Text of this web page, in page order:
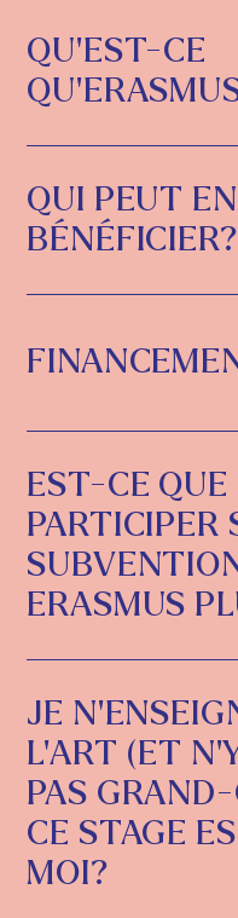
QU'EST-CE
QUI PEUT EN
BÉNÉFICIER?
EST-CE QUE
PARTICIPER
ERASMUS
JE
L'ART (ET
PAS GRAND-
CE STAGE
MOI?